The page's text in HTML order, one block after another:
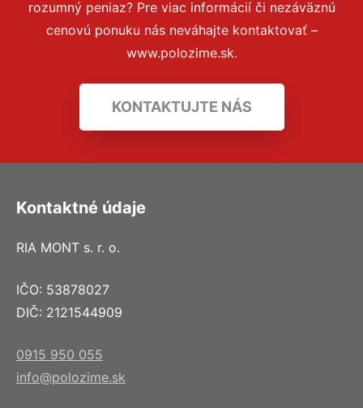
rozumný peniaz? Pre viac informácií či nezáväznú
cenovú ponuku nás neváhajte kontaktovať –
www.polozime.sk.
KONTAKTUJTE NÁS
Kontaktné údaje
RIA MONT s. r. o.
IČO: 53878027
DIČ: 2121544909
0915 950 055
info@polozime.sk